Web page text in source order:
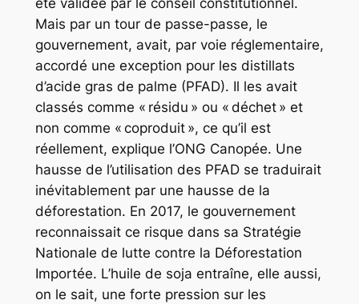
été validée par le conseil constitutionnel.
Mais par un tour de passe-passe, le
gouvernement, avait, par voie réglementaire,
accordé une exception pour les distillats
d’acide gras de palme (PFAD). Il les avait
classés comme « résidu » ou « déchet » et
non comme « coproduit », ce qu’il est
réellement, explique l’ONG Canopée. Une
hausse de l’utilisation des PFAD se traduirait
inévitablement par une hausse de la
déforestation. En 2017, le gouvernement
reconnaissait ce risque dans sa Stratégie
Nationale de lutte contre la Déforestation
Importée. L’huile de soja entraîne, elle aussi,
on le sait, une forte pression sur les